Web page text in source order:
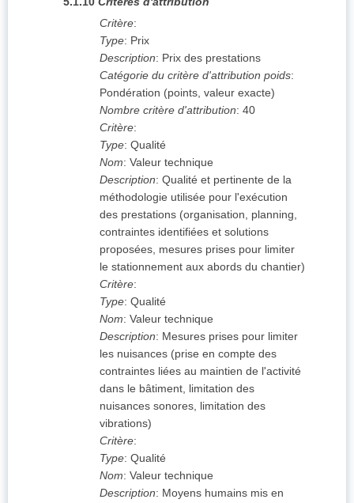
Critère:
Type: Prix
Description: Prix des prestations
Catégorie du critère d'attribution poids:
Pondération (points, valeur exacte)
Nombre critère d'attribution: 40
Critère:
Type: Qualité
Nom: Valeur technique
Description: Qualité et pertinente de la
méthodologie utilisée pour l'exécution
des prestations (organisation, planning,
contraintes identifiées et solutions
proposées, mesures prises pour limiter
le stationnement aux abords du chantier)
Critère:
Type: Qualité
Nom: Valeur technique
Description: Mesures prises pour limiter
les nuisances (prise en compte des
contraintes liées au maintien de l'activité
dans le bâtiment, limitation des
nuisances sonores, limitation des
vibrations)
Critère:
Type: Qualité
Nom: Valeur technique
Description: Moyens humains mis en